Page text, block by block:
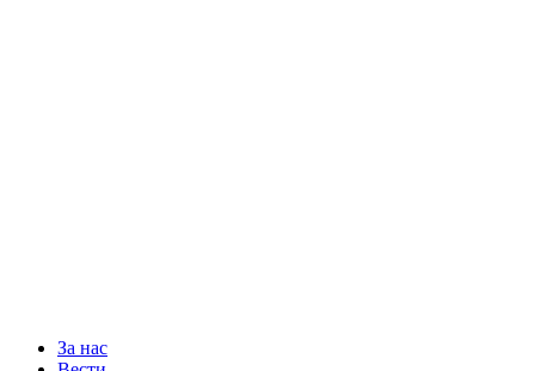
За нас